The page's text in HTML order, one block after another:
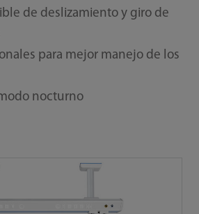
de deslizamiento y giro de
para mejor manejo de los
nocturno